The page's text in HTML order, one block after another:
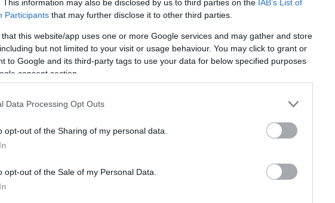
This information may also be disclosed by us to third parties on the IAB’s List of
Participants that may further disclose it to other third parties.
that this website/app uses one or more Google services and may gather and store
but not limited to your visit or usage behaviour. You may click to grant or
to Google and its third-party tags to use your data for below specified purposes
consent section.
Data Processing Opt Outs
opt-out of the Sharing of my personal data.
opt-out of the Sale of my Personal Data.